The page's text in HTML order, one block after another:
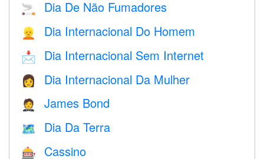
🚬 Dia De Não Fumadores
👱 Dia Internacional Do Homem
📩 Dia Internacional Sem Internet
👩 Dia Internacional Da Mulher
🤵 James Bond
🗺️ Dia Da Terra
🎰 Cassino